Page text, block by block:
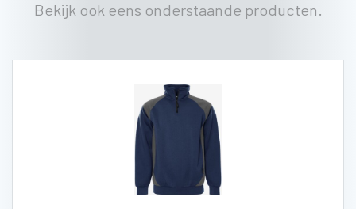
Bekijk ook eens onderstaande producten.